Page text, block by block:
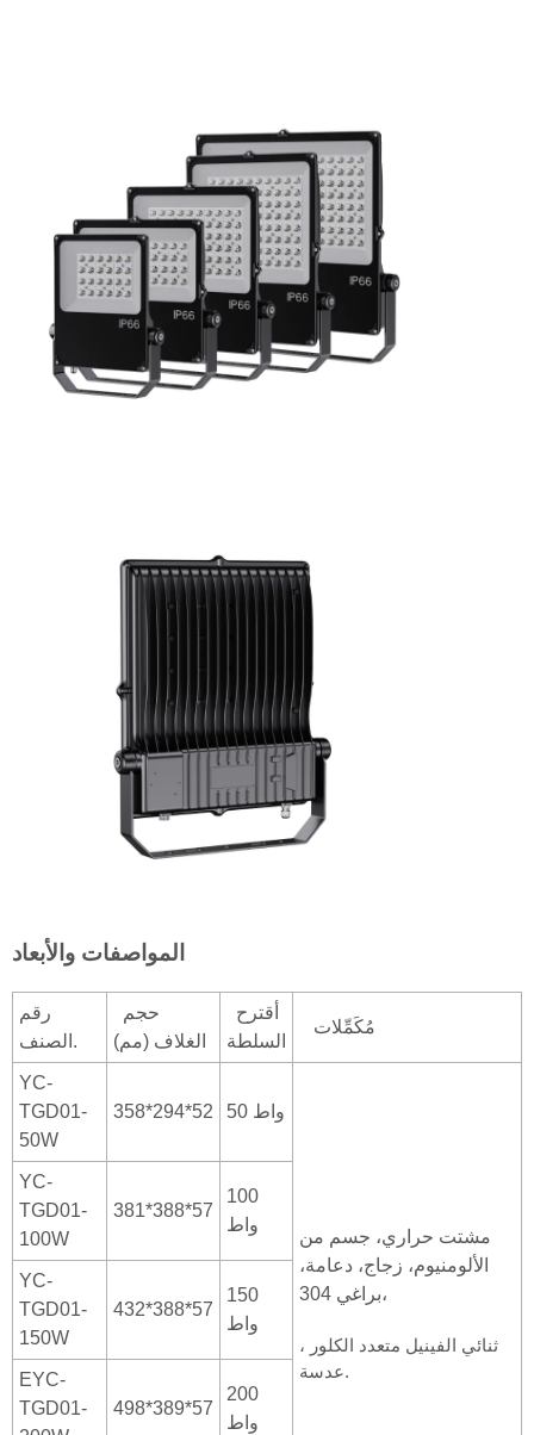
المواصفات والأبعاد
رقم
الصنف.
الغلاف (مم)
السلطة
مُكَمِّلات
YC-
TGD01-
50W
358*294*52 50 واط
مشتت حراري، جسم من
الألومنيوم، زجاج، دعامة،
براغي 304،
ثنائي الفينيل متعدد الكلور ،
عدسة.
YC-
TGD01-
100W
381*388*57
100
واط
YC-
TGD01-
150W
432*388*57
150
واط
EYC-
TGD01-
498*389*57
200
واط